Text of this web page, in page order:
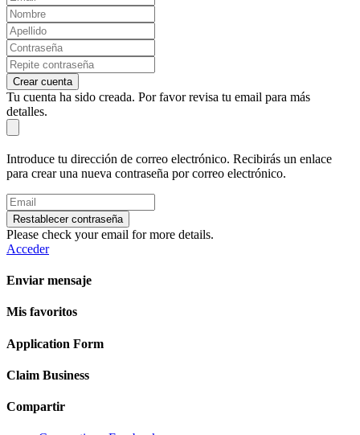
Crear cuenta
Tu cuenta ha sido creada. Por favor revisa tu email para más
detalles.
Introduce tu dirección de correo electrónico. Recibirás un enlace
para crear una nueva contraseña por correo electrónico.
Restablecer contraseña
Please check your email for more details.
Acceder
Enviar mensaje
Mis favoritos
Application Form
Claim Business
Compartir